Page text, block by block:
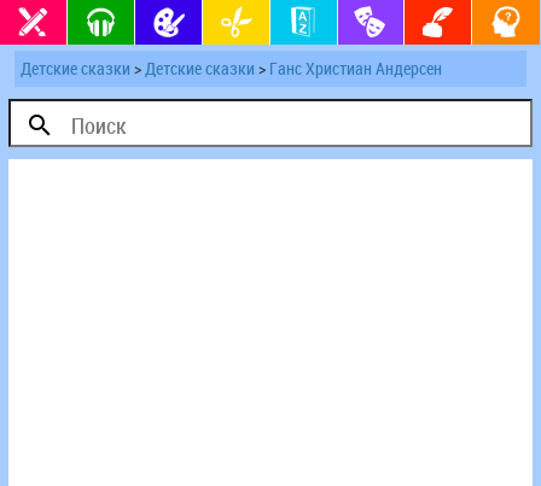
Детские сказки >Детские сказки > Ганс Христиан Андерсен